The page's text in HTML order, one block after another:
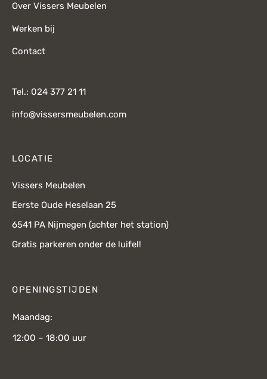
Over Vissers Meubelen
Werken bij
Contact
Tel.: 024 377 21 11
info@vissersmeubelen.com
LOCATIE
Vissers Meubelen
Eerste Oude Heselaan 25
6541 PA Nijmegen (achter het station)
Gratis parkeren onder de luifel!
OPENINGSTIJDEN
Maandag:
12:00 – 18:00 uur